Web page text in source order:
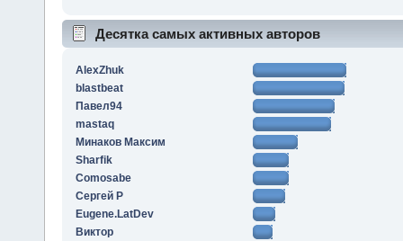
Десятка самых активных авторов
AlexZhuk
blastbeat
Павел94
mastaq
Минаков Максим
Sharfik
Comosabe
Сергей Р
Eugene.LatDev
Виктор